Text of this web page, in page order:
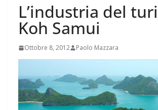
L’industria del
Koh Samui
Ottobre 8, 2012 Paolo Mazzara